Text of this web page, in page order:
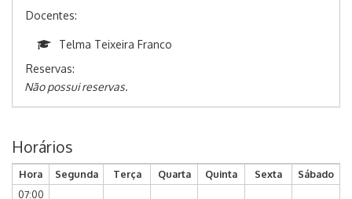
Docentes:
Telma Teixeira Franco
Reservas:
Não possui reservas.
Horários
Hora Segunda Terça Quarta Quinta Sexta
Sábado
07:00